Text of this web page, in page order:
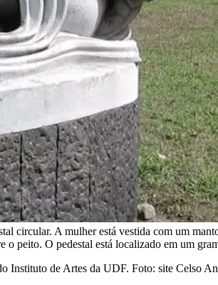
circular. A mulher está vestida com um
peito. O pedestal está localizado em um
Instituto de Artes da UDF. Foto: site Celso